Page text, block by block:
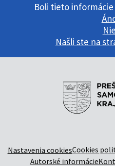
Boli tieto
Nie
Našli ste na
Nastavenia cookiesCookies
Autorské informácie